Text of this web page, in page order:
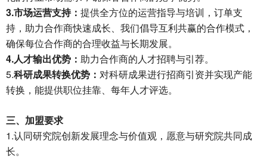
3.市场运营支持： 提供全方位的运营指导与培训，订单支
持，助力合作商快速成长、我们倡导互利共赢的合作模式，
确保每位合作商的合理收益与长期发展。
4.人才输出优势： 助力合作商的人才招聘与引荐。
5.科研成果转换优势： 对科研成果进行招商引资并实现产能
转换，能提供职位挂靠、每年人才评选。
三、加盟要求
1.认同研究院创新发展理念与价值观，愿意与研究院共同成
长。